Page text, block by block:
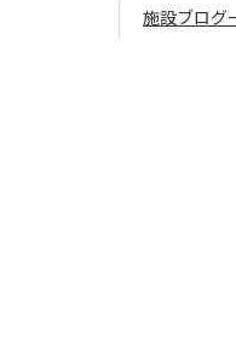
施設ブログ